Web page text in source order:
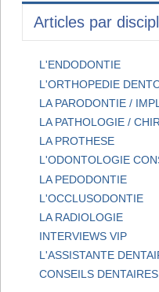
Articles par
L'ENDODONTIE
L'ORTHOPEDIE
LA PARODONTIE /
LA PATHOLOGIE /
LA PROTHESE
L'ODONTOLOGIE
LA PEDODONTIE
L'OCCLUSODONTIE
LA RADIOLOGIE
INTERVIEWS VIP
L'ASSISTANTE
CONSEILS DENTAIRES